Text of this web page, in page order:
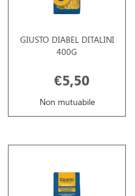
GIUSTO DIABEL DITALINI
400G
€5,50
Non mutuabile